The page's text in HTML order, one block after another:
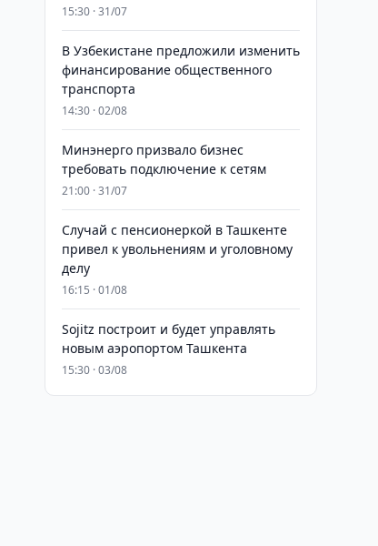
15:30 · 31/07
В Узбекистане предложили изменить
финансирование общественного
транспорта
14:30 · 02/08
Минэнерго призвало бизнес
требовать подключение к сетям
21:00 · 31/07
Случай с пенсионеркой в Ташкенте
привел к увольнениям и уголовному
делу
16:15 · 01/08
Sojitz построит и будет управлять
новым аэропортом Ташкента
15:30 · 03/08